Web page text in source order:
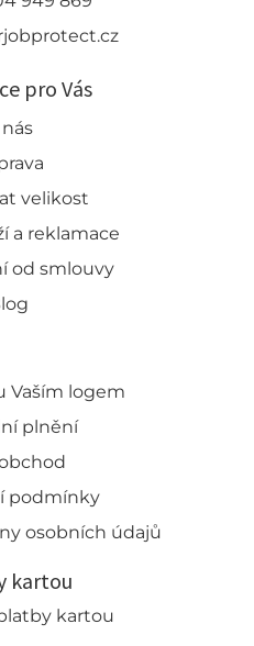
pro Vás
velikost
a reklamace
od smlouvy
Vaším logem
plnění
podmínky
osobních údajů
kartou
kartou